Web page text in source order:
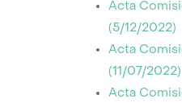
Acta
(5/12/2022)
Acta
(11/07/2022)
Acta